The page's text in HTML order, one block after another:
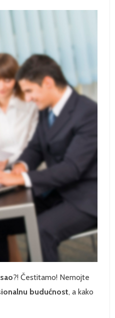
?! Čestitamo! Nemojte
budućnost, a kako